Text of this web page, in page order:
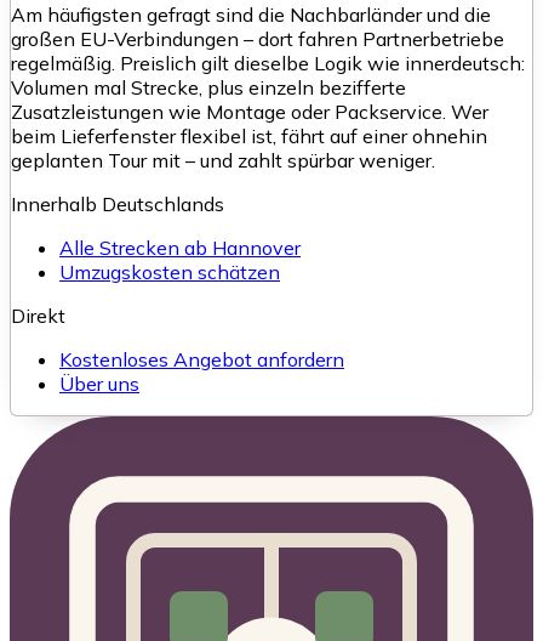
Am häufigsten gefragt sind die Nachbarländer und die
großen EU-Verbindungen – dort fahren Partnerbetriebe
regelmäßig. Preislich gilt dieselbe Logik wie innerdeutsch:
Volumen mal Strecke, plus einzeln bezifferte
Zusatzleistungen wie Montage oder Packservice. Wer
beim Lieferfenster flexibel ist, fährt auf einer ohnehin
geplanten Tour mit – und zahlt spürbar weniger.
Innerhalb Deutschlands
Alle Strecken ab Hannover
Umzugskosten schätzen
Direkt
Kostenloses Angebot anfordern
Über uns